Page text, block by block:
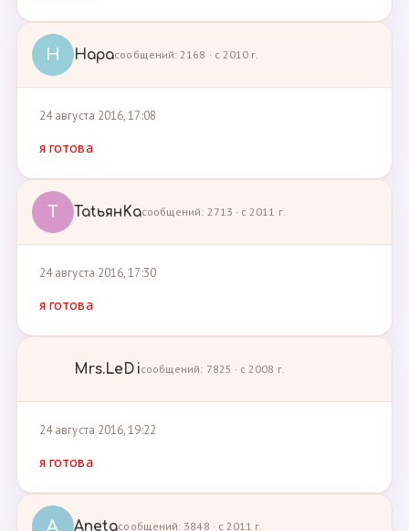
Н Нарасообщений: 2168 · с 2010 г.
24 августа 2016, 17:08
я готова
T TatьянKaсообщений: 2713 · с 2011 г.
24 августа 2016, 17:30
я готова
Mrs.LeDiсообщений: 7825 · с 2008 г.
24 августа 2016, 19:22
я готова
A Anetaсообщений: 3848 · с 2011 г.